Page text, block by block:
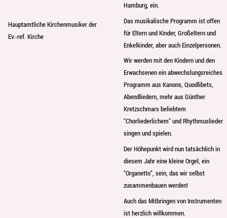
Hauptamtliche Kirchenmusiker der
Ev.-ref. Kirche
Hamburg, ein.
Das musikalische Programm ist offen
für Eltern und Kinder, Großeltern und
Enkelkinder, aber auch Einzelpersonen.
Wir werden mit den Kindern und den
Erwachsenen ein abwechslungsreiches
Programm aus Kanons, Quodlibets,
Abendliedern, mehr aus Günther
Kretzschmars beliebtem
"Chorliederlichem" und Rhythmuslieder
singen und spielen.
Der Höhepunkt wird nun tatsächlich in
diesem Jahr eine kleine Orgel, ein
"Organetto", sein, das wir selbst
zusammenbauen werden!
Auch das Mitbringen von Instrumenten
ist herzlich willkommen.